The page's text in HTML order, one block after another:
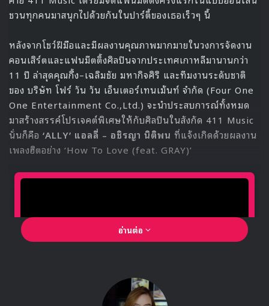
21 2PM
22 VICTON
23 TVXQ
24 Golden Child
25 SF9
26 GOT7
27 ONEUS
28 HOTSHOT
29 Block B
30 Sechs Kies
Business Research Institute มาจากการวิเคราะห์ฐาน
ข้อมูลที่รวบรวมจากการมีส่วนร่วมของผู้บริโภคจากช่องทางต่าๆ